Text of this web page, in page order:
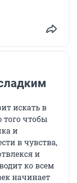
искать в
того чтобы
и
в чувства,
и
ко всем
начинает